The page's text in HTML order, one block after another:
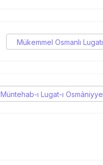
Mükemmel Osmanlı Lugatı
Müntehab-ı Lugat-ı Osmâniyye